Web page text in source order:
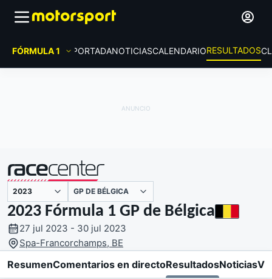
FÓRMULA 1 PORTADANOTICIASCALENDARIORESULTADOS
presentado por GP DE BÉLGICA
2023 Fórmula 1 GP de Bélgica
27 jul 2023 - 30 jul 2023
Spa-Francorchamps, BE
ResumenComentarios en directoResultadosNoticias